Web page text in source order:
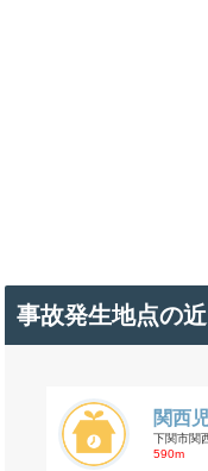
事故発生地点の
関西
下関市関
590m